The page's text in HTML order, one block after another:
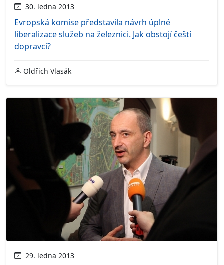
30. ledna 2013
Evropská komise představila návrh úplné
liberalizace služeb na železnici. Jak obstojí čeští
dopravci?
Oldřich Vlasák
29. ledna 2013